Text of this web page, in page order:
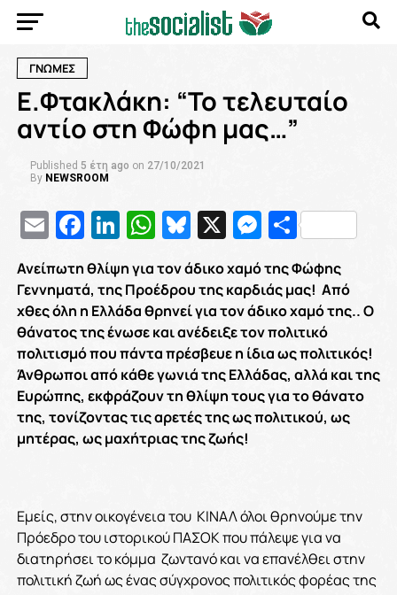
ΓΝΩΜΕΣ
E.Φτακλάκη: “Το τελευταίο
αντίο στη Φώφη μας…”
Published 5 έτη ago on 27/10/2021
By NEWSROOM
EmailFacebook
LinkedIn
WhatsApp
Bluesky
X
Ανείπωτη θλίψη για τον άδικο χαμό της Φώφης
Γεννηματά, της Προέδρου της καρδιάς μας! Από
χθες όλη η Ελλάδα θρηνεί για τον άδικο χαμό της.. Ο
θάνατος της ένωσε και ανέδειξε τον πολιτικό
πολιτισμό που πάντα πρέσβευε η ίδια ως πολιτικός!
Άνθρωποι από κάθε γωνιά της Ελλάδας, αλλά και της
Ευρώπης, εκφράζουν τη θλίψη τους για το θάνατο
της, τονίζοντας τις αρετές της ως πολιτικού, ως
μητέρας, ως μαχήτριας της ζωής!
Εμείς, στην οικογένεια του ΚΙΝΑΛ όλοι θρηνούμε την
Πρόεδρο του ιστορικού ΠΑΣΟΚ που πάλεψε για να
διατηρήσει το κόμμα ζωντανό και να επανέλθει στην
πολιτική ζωή ως ένας σύγχρονος πολιτικός φορέας της